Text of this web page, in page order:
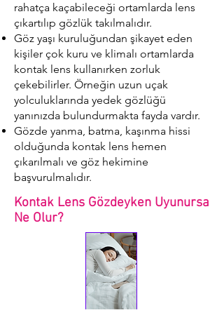
rahatça kaçabileceği ortamlarda lens
çıkartılıp gözlük takılmalıdır.
Göz yaşı kuruluğundan şikayet eden
kişiler çok kuru ve klimalı ortamlarda
kontak lens kullanırken zorluk
çekebilirler. Örneğin uzun uçak
yolculuklarında yedek gözlüğü
yanınızda bulundurmakta fayda vardır.
Gözde yanma, batma, kaşınma hissi
olduğunda kontak lens hemen
çıkarılmalı ve göz hekimine
başvurulmalıdır.
Kontak Lens Gözdeyken Uyunursa
Ne Olur?